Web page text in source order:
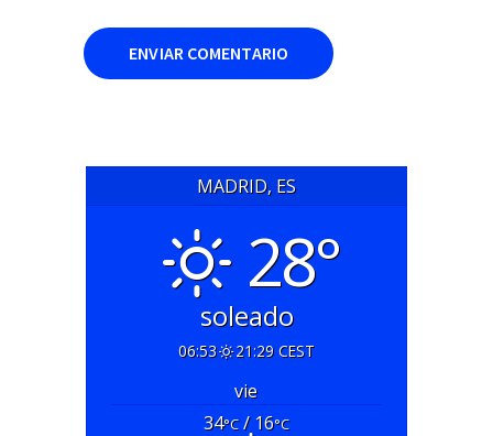
MADRID, ES
28°
soleado
06:53 21:29 CEST
vie
34°C/ 16°C